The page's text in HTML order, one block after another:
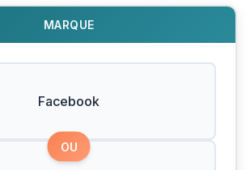
MARQUE
Facebook
OU